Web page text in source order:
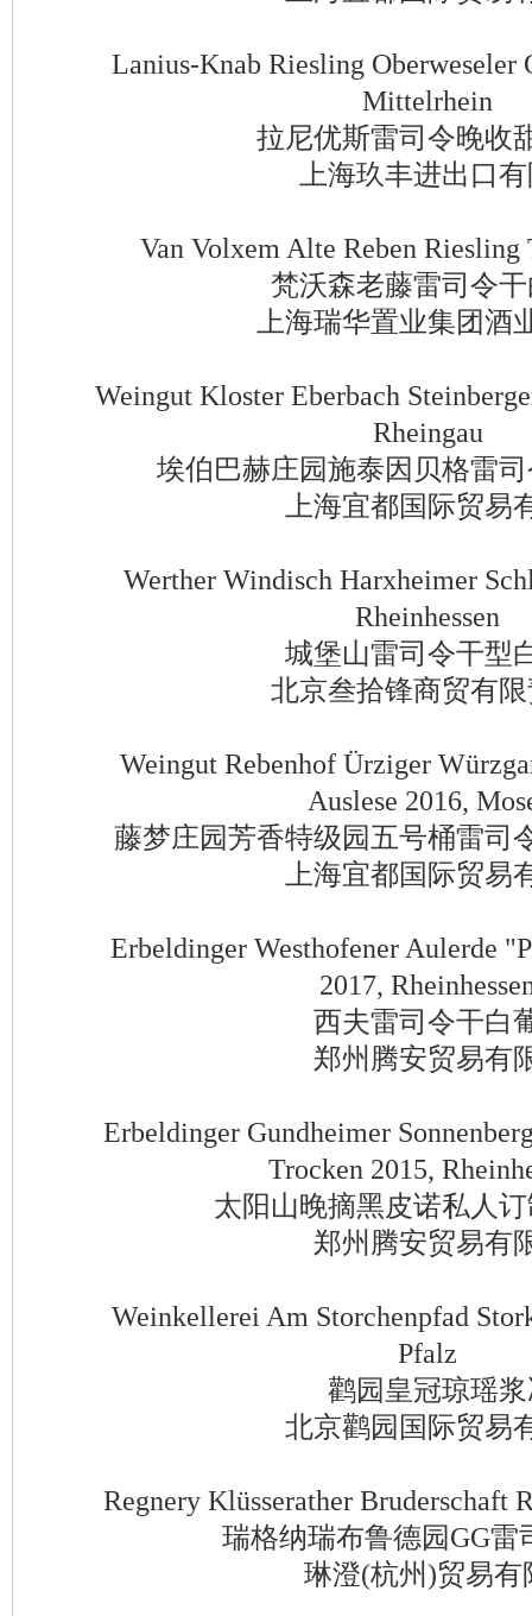
Lanius-Knab Riesling Oberweseler
Mittelrhein
拉尼优斯雷司令晚收
上海玖丰进出口有
Van Volxem Alte Reben Riesling
梵沃森老藤雷司令干
上海瑞华置业集团酒
Weingut Kloster Eberbach
Rheingau
埃伯巴赫庄园施泰因贝格雷司
上海宜都国际贸易
Werther Windisch Harxheimer
Rheinhessen
城堡山雷司令干型
北京叁拾锋商贸有限
Weingut Rebenhof Ürziger
Auslese 2016,
藤梦庄园芳香特级园五号桶雷司
上海宜都国际贸易
Erbeldinger Westhofener Aulerde
2017,
西夫雷司令干白
郑州腾安贸易有
Erbeldinger Gundheimer
Trocken 2015,
太阳山晚摘黑皮诺私人订
郑州腾安贸易有
Weinkellerei Am Storchenpfad Stork
Pfalz
鹳园皇冠琼瑶浆
北京鹳园国际贸易
Regnery Klüsserather Bruderschaft
瑞格纳瑞布鲁德园GG雷
琳澄(杭州)贸易有